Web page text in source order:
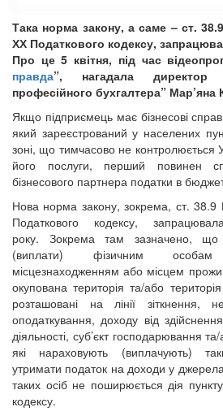
Така норма закону, а саме – ст.
ХХ Податкового кодексу,
Про це 5 квітня, під час
правда”, нагадала директор
професійного бухгалтера” Мар’яна
Якщо підприємець має бізнесові
який зареєстрований у населених
зоні, що тимчасово не контролюється
його послуги, перший повинен
бізнесового партнера податки в
Нова норма закону, зокрема, ст. 38.9
Податкового кодексу,
року. Зокрема там зазначено, що
(виплати) фізичним
місцезнаходженням або місцем
окупована територія та/або
розташовані на лінії зіткнення,
оподаткування, доходу від
діяльності, суб’єкт господарювання
які нараховують (виплачують)
утримати податок на доходи у
таких осіб не поширюється дія
кодексу.